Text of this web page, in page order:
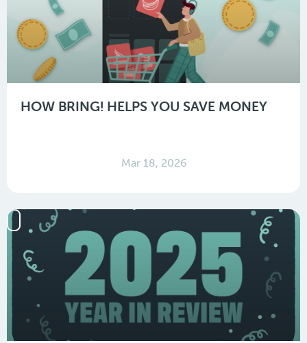
HOW BRING! HELPS YOU SAVE MONEY
Mar 18, 2026